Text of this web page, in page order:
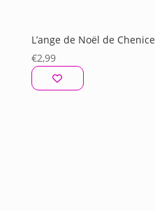
L’ange de Noël de Chenice
€2,99